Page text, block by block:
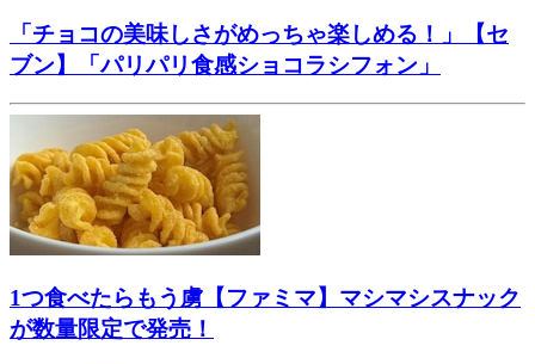
「チョコの美味しさがめっちゃ楽しめる！」【セ
ブン】「パリパリ食感ショコラシフォン」
1つ食べたらもう虜【ファミマ】マシマシスナック
が数量限定で発売！